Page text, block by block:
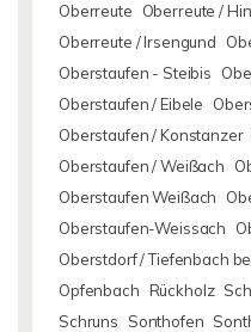
Oberreute
Oberreute /
Oberreute / Irsengund
Oberstaufen - Steibis
Oberstaufen / Eibele
Oberstaufen / Konstanzer
Oberstaufen / Weißach
Oberstaufen Weißach
Oberstaufen-Weissach
Oberstdorf / Tiefenbach
Opfenbach Rückholz
Schruns
Sonthofen